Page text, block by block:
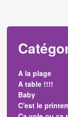
A la plage
A table !!!!
Baby
C'est le